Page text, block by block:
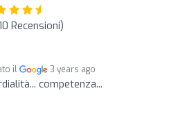
Recensioni)
il 3 years ago
competenza...